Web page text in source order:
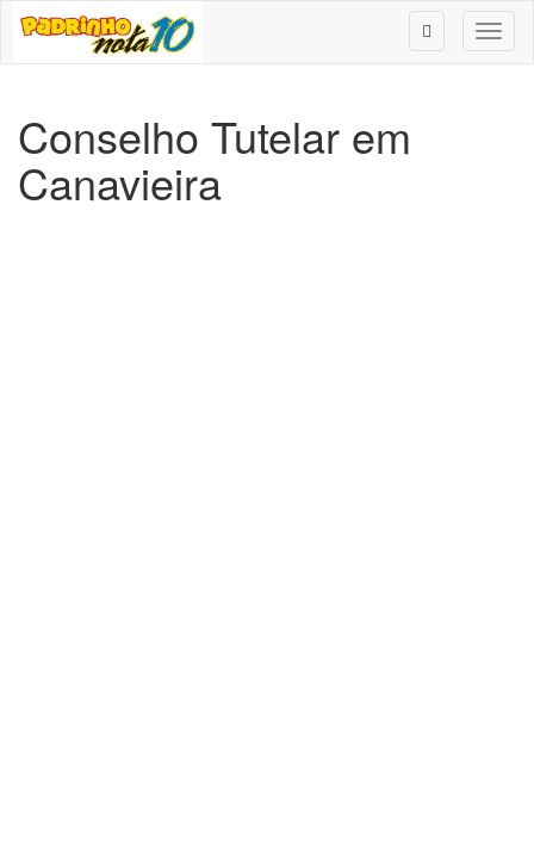
Conselho Tutelar em
Canavieira